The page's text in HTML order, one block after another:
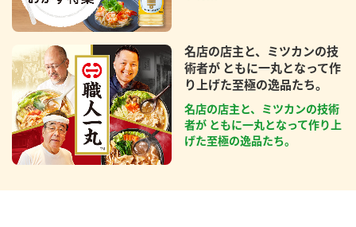
名店の店主と、ミツカンの技
術者が ともに一丸となって作
り上げた至極の逸品たち。
名店の店主と、ミツカンの技術
者が ともに一丸となって作り上
げた至極の逸品たち。